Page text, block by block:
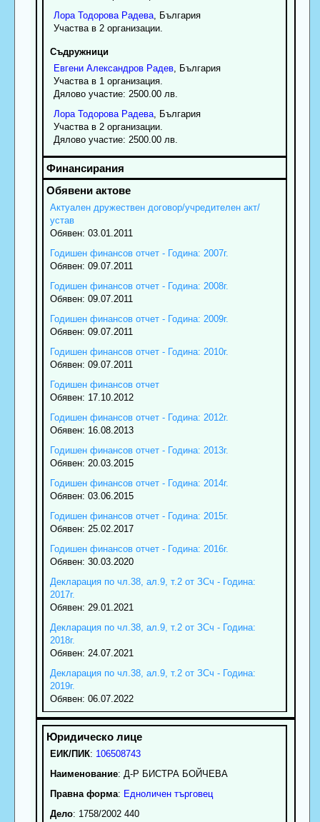
Лора Тодорова Радева, България
Участва в 2 организации.
Съдружници
Евгени Александров Радев, България
Участва в 1 организация.
Дялово участие: 2500.00 лв.
Лора Тодорова Радева, България
Участва в 2 организации.
Дялово участие: 2500.00 лв.
Актуален дружествен договор/учредителен акт/
устав
Обявен: 03.01.2011
Годишен финансов отчет - Година: 2007г.
Обявен: 09.07.2011
Годишен финансов отчет - Година: 2008г.
Обявен: 09.07.2011
Годишен финансов отчет - Година: 2009г.
Обявен: 09.07.2011
Годишен финансов отчет - Година: 2010г.
Обявен: 09.07.2011
Годишен финансов отчет
Обявен: 17.10.2012
Годишен финансов отчет - Година: 2012г.
Обявен: 16.08.2013
Годишен финансов отчет - Година: 2013г.
Обявен: 20.03.2015
Годишен финансов отчет - Година: 2014г.
Обявен: 03.06.2015
Годишен финансов отчет - Година: 2015г.
Обявен: 25.02.2017
Годишен финансов отчет - Година: 2016г.
Обявен: 30.03.2020
Декларация по чл.38, ал.9, т.2 от ЗСч - Година:
2017г.
Обявен: 29.01.2021
Декларация по чл.38, ал.9, т.2 от ЗСч - Година:
2018г.
Обявен: 24.07.2021
Декларация по чл.38, ал.9, т.2 от ЗСч - Година:
2019г.
Обявен: 06.07.2022
ЕИК/ПИК: 106508743
Наименование: Д-Р БИСТРА БОЙЧЕВА
Правна форма: Едноличен търговец
Дело: 1758/2002 440